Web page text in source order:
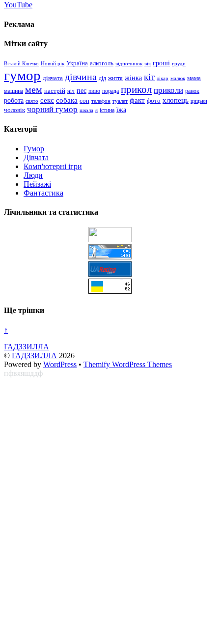
YouTube
Реклама
Мітки сайту
Віталій Кличко Новий рік Україна алкоголь відпочинок вік гроші груди
гумор дівчата дівчина дід життя жінка кіт лікар малюк мама
машина мем настрій ніч пес пиво порада прикол приколи ранок
робота свято секс собака сон телефон туалет факт фото хлопець цицьки
чоловік чорний гумор школа я істина їжа
Категорії
Гумор
Дівчата
Комп'ютерні ігри
Люди
Пейзажі
Фантастика
Лічильники та статистика
Ще трішки
↑
ГАДЗЗИЛЛА
© ГАДЗЗИЛЛА 2026
Powered by WordPress • Themify WordPress Themes
пфвяяшддф